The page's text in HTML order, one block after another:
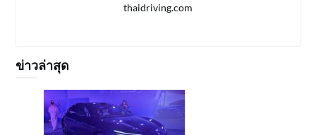
thaidriving.com
ข่าวล่าสุด